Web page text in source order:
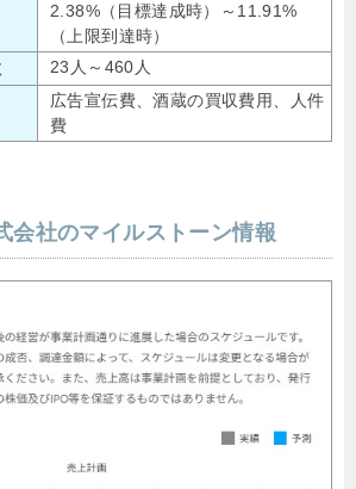
2.38%（目標達成時）～11.91%
（上限到達時）
23人～460人
広告宣伝費、酒蔵の買収費用、人件
費
社のマイルストーン情報